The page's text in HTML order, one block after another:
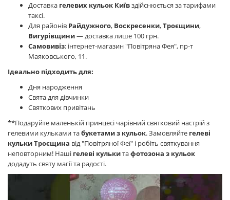
Доставка гелевих кульок Київздійснюється за тарифами
таксі.
Для районів Райдужного, Воскресенки,Троєщини,
Вигурівщини— доставка лише 100 грн.
Самовивіз: інтернет-магазин "Повітряна Фея", пр-т
Маяковського, 11.
Ідеально підходить для:
Дня народження
Свята для дівчинки
Святкових привітань
**Подаруйте маленькій принцесі чарівний святковий настрій з
гелевими кульками табукетами з кульок. Замовляйте гелеві
кульки Троєщина від "Повітряної Феї" і робіть святкування
неповторним! Наші гелеві кулькитафотозона з кульок
додадуть святу магії та радості.